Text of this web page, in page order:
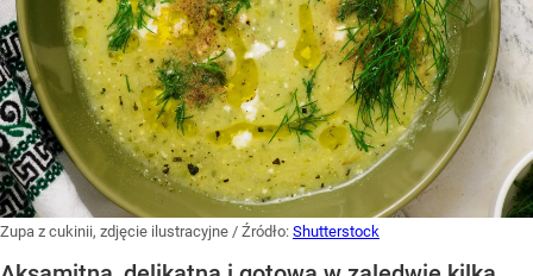
Zupa z cukinii, zdjęcie ilustracyjne / Źródło: Shutterstock